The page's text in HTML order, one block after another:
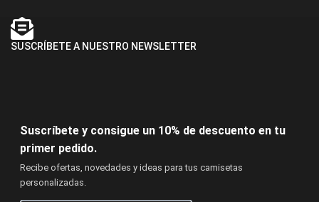
SUSCRÍBETE A NUESTRO NEWSLETTER
Suscríbete y consigue un 10% de descuento en tu
primer pedido.
Recibe ofertas, novedades y ideas para tus camisetas
personalizadas.